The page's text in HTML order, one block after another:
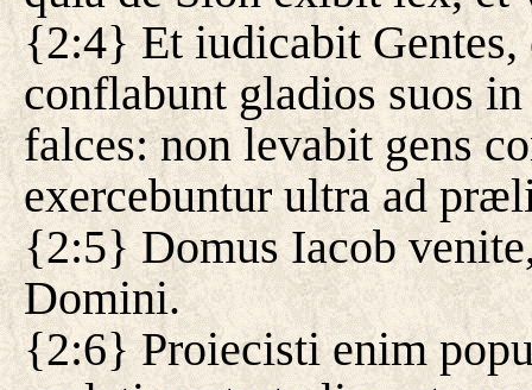
{2:4} Et iudicabit Gentes,
conflabunt gladios suos
falces: non levabit gens
exercebuntur ultra ad
{2:5} Domus Iacob
Domini.
{2:6} Proiecisti enim